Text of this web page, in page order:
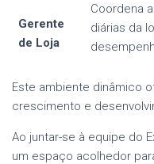
Gerente
de Loja
Coordena
diárias da
Este ambiente dinâmico
crescimento e
Ao juntar-se à equipe do
um espaço acolhedor